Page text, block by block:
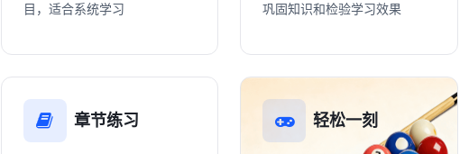
目，适合系统学习
巩固知识和检验学习效果
章节练习 轻松一刻